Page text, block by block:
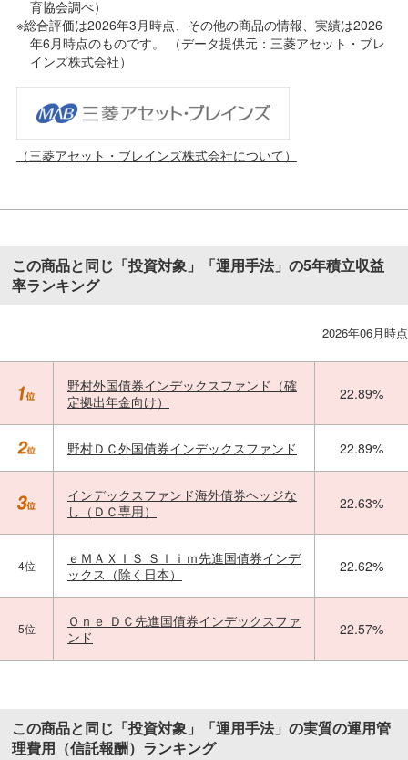
育協会調べ）
※総合評価は2026年3月時点、その他の商品の情報、実績は2026
年6月時点のものです。 （データ提供元：三菱アセット・ブレ
インズ株式会社）
（三菱アセット・ブレインズ株式会社について）
この商品と同じ「投資対象」「運用手法」の5年積立収益
率ランキング
2026年06月時点
野村外国債券インデックスファンド（確
定拠出年金向け）
22.89%
野村ＤＣ外国債券インデックスファンド 22.89%
インデックスファンド海外債券ヘッジな
し（ＤＣ専用）
22.63%
4位
ｅＭＡＸＩＳ Ｓｌｉｍ先進国債券インデ
ックス（除く日本）
22.62%
5位
Ｏｎｅ ＤＣ先進国債券インデックスファ
ンド
22.57%
この商品と同じ「投資対象」「運用手法」の実質の運用管
理費用（信託報酬）ランキング